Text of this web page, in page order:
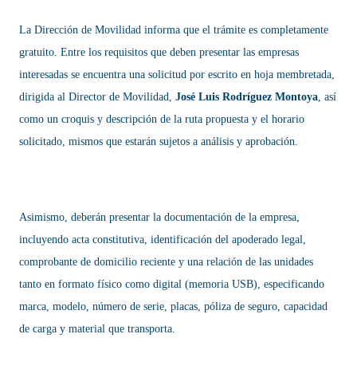
La Dirección de Movilidad informa que el trámite es completamente
gratuito. Entre los requisitos que deben presentar las empresas
interesadas se encuentra una solicitud por escrito en hoja membretada,
dirigida al Director de Movilidad, José Luis Rodríguez Montoya, así
como un croquis y descripción de la ruta propuesta y el horario
solicitado, mismos que estarán sujetos a análisis y aprobación.
Asimismo, deberán presentar la documentación de la empresa,
incluyendo acta constitutiva, identificación del apoderado legal,
comprobante de domicilio reciente y una relación de las unidades
tanto en formato físico como digital (memoria USB), especificando
marca, modelo, número de serie, placas, póliza de seguro, capacidad
de carga y material que transporta.